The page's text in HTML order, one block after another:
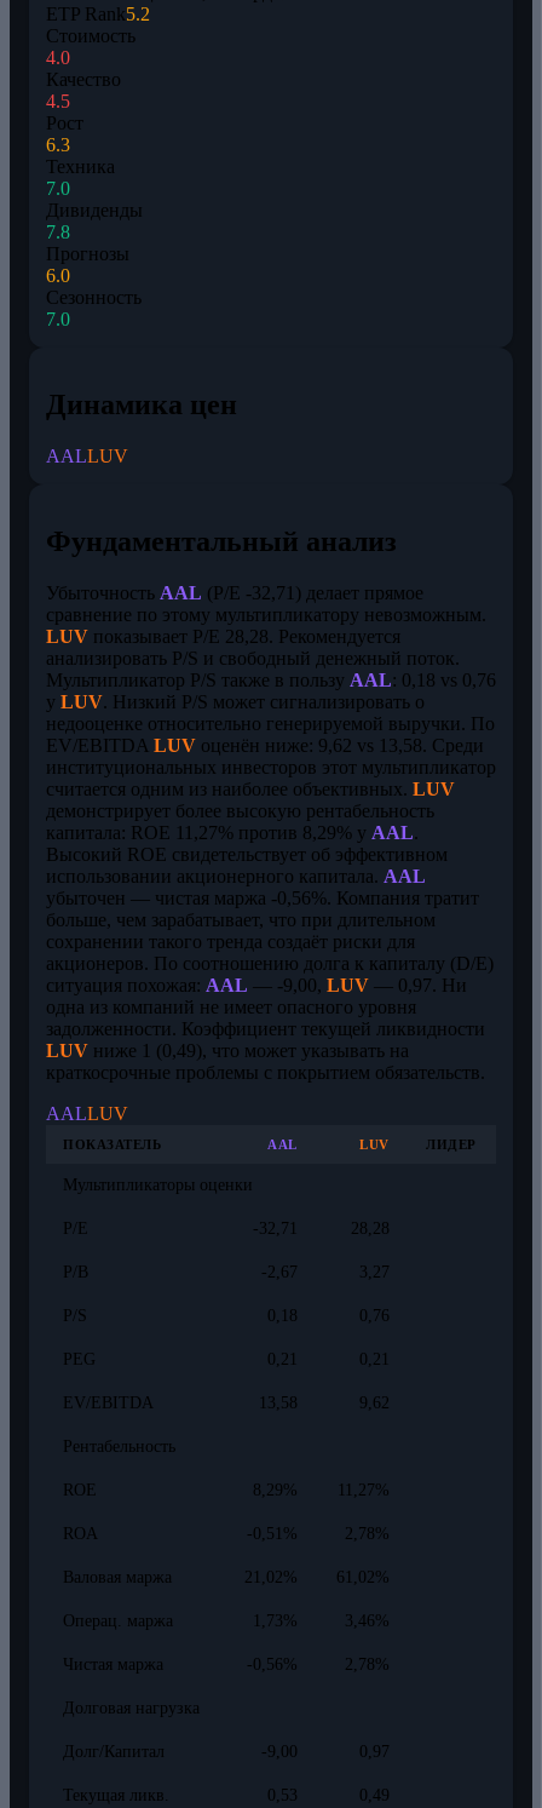
ETP Rank5.2
Стоимость
4.0
Качество
4.5
Рост
6.3
Техника
7.0
Дивиденды
7.8
Прогнозы
6.0
Сезонность
7.0
Динамика цен
AALLUV
Фундаментальный анализ
Убыточность AAL (P/E -32,71) делает прямое
сравнение по этому мультипликатору невозможным.
LUV показывает P/E 28,28. Рекомендуется
анализировать P/S и свободный денежный поток.
Мультипликатор P/S также в пользу AAL: 0,18 vs 0,76
у LUV. Низкий P/S может сигнализировать о
недооценке относительно генерируемой выручки. По
EV/EBITDA LUV оценён ниже: 9,62 vs 13,58. Среди
институциональных инвесторов этот мультипликатор
считается одним из наиболее объективных. LUV
демонстрирует более высокую рентабельность
капитала: ROE 11,27% против 8,29% у AAL.
Высокий ROE свидетельствует об эффективном
использовании акционерного капитала. AAL
убыточен — чистая маржа -0,56%. Компания тратит
больше, чем зарабатывает, что при длительном
сохранении такого тренда создаёт риски для
акционеров. По соотношению долга к капиталу (D/E)
ситуация похожая: AAL — -9,00, LUV — 0,97. Ни
одна из компаний не имеет опасного уровня
задолженности. Коэффициент текущей ликвидности
LUV ниже 1 (0,49), что может указывать на
краткосрочные проблемы с покрытием обязательств.
AALLUV
ПОКАЗАТЕЛЬ AAL LUV ЛИДЕР
Мультипликаторы оценки
P/E -32,71 28,28
P/B -2,67 3,27
P/S 0,18 0,76
PEG 0,21 0,21
EV/EBITDA 13,58 9,62
Рентабельность
ROE 8,29% 11,27%
ROA -0,51% 2,78%
Валовая маржа 21,02% 61,02%
Операц. маржа 1,73% 3,46%
Чистая маржа -0,56% 2,78%
Долговая нагрузка
Долг/Капитал -9,00 0,97
Текущая ликв. 0,53 0,49